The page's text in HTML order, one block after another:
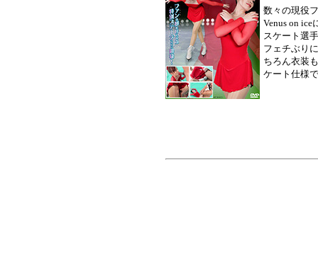
数々の現役
Venus on
スケート選
フェチぶり
ちろん衣装
ケート仕様